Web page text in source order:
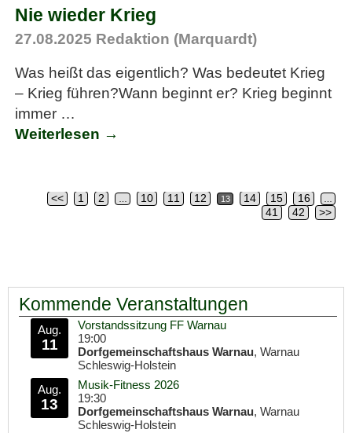
Nie wieder Krieg
27.08.2025 Redaktion (Marquardt)
Was heißt das eigentlich? Was bedeutet Krieg
– Krieg führen?Wann beginnt er? Krieg beginnt
immer …
Weiterlesen →
<< 1 2 10 11 12 13 14 15 16
41 42 >>
Kommende Veranstaltungen
Aug.
11
Vorstandssitzung FF Warnau
19:00
Dorfgemeinschaftshaus Warnau, Warnau
Schleswig-Holstein
Aug.
13
Musik-Fitness 2026
19:30
Dorfgemeinschaftshaus Warnau, Warnau
Schleswig-Holstein